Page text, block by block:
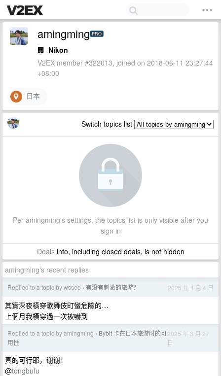
amingming PRO
🏢 Nikon
V2EX member #322013, joined on 2018-06-11 23:27:44
+08:00
日本
Switch topics list
Per amingming's settings, the topics list is only visible after you
sign in
Dealsinfo, including closed deals, is not hidden
amingming's recent replies
Replied to a topic by wsseo › 有没有刺激的旅游？ 2025 年 4 月 4 日
其實深夜橫穿歌舞伎町蠻危險的…
上個月我橫穿過一次被嚇到
Replied to a topic by amingming › Bybit 卡在日本旅游时的可
用性
2025 年 3 月 27
日
真的可行耶，谢谢！
@tongbufu